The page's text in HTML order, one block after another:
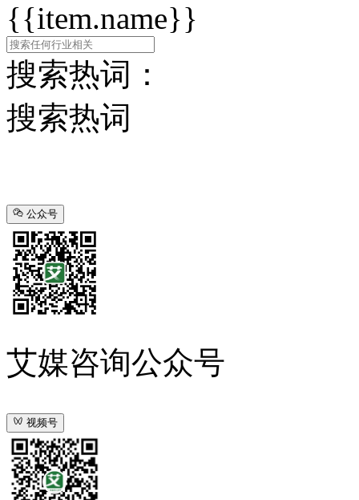
{{item.name}}
搜索热词：
搜索热词
公众号
艾媒咨询公众号
视频号